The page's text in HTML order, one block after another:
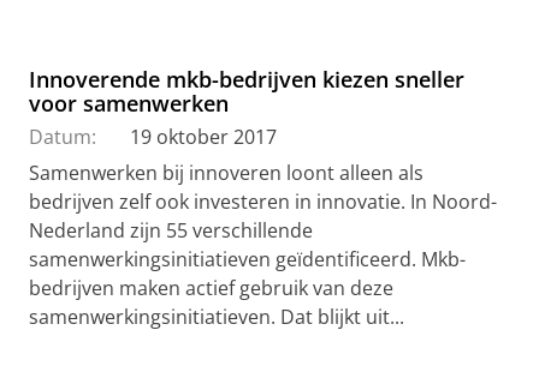
Innoverende mkb-bedrijven kiezen sneller
voor samenwerken
Datum:
19 oktober 2017
Samenwerken bij innoveren loont alleen als
bedrijven zelf ook investeren in innovatie. In Noord-
Nederland zijn 55 verschillende
samenwerkingsinitiatieven geïdentificeerd. Mkb-
bedrijven maken actief gebruik van deze
samenwerkingsinitiatieven. Dat blijkt uit...